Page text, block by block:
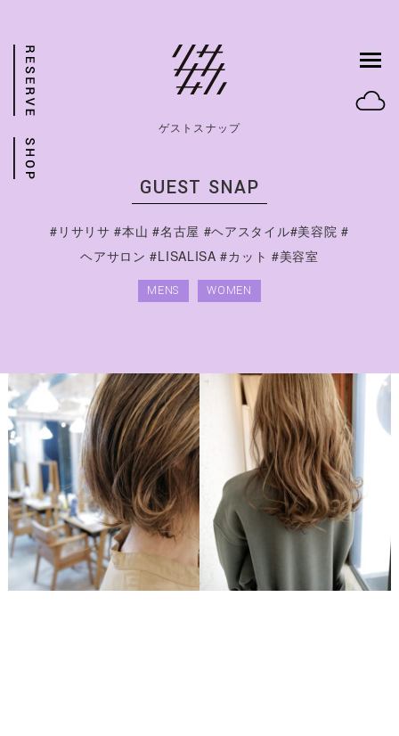
ゲストスナップ
GUEST SNAP
#リサリサ #本山 #名古屋 #ヘアスタイル#美容院 #
ヘアサロン #LISALISA #カット #美容室
MENS WOMEN